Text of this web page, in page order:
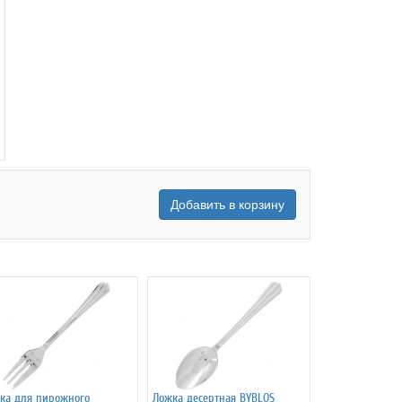
Добавить в корзину
для пирожного Ложка десертная BYBLOS